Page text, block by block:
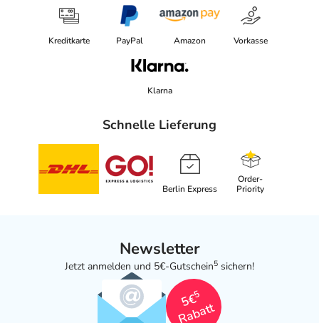
Kreditkarte PayPal Amazon Vorkasse
Klarna
Schnelle Lieferung
Berlin Express
Order-
Priority
Newsletter
Jetzt anmelden und 5€-Gutschein5 sichern!
5€
5
Rabatt